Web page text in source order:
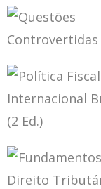
QUESTÕES
NO CARF
POLÍTICA